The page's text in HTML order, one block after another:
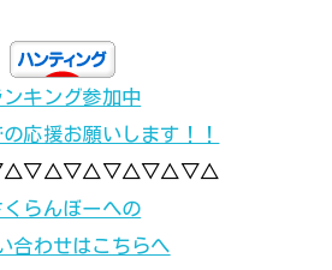
ンキング参加中
応援お願いします！！
くらんぼーへの
合わせはこちらへ